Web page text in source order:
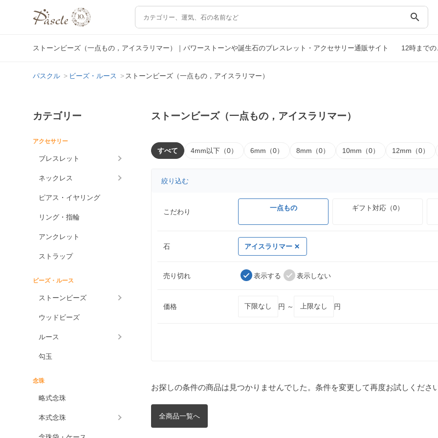
search
ストーンビーズ（一点もの，アイスラリマー）｜パワーストーンや誕生石のブレスレット・アクセサリー通販サイト 12時まで
パスクル ビーズ・ルース ストーンビーズ（一点もの，アイスラリマー）
カテゴリー
アクセサリー
ブレスレット
ネックレス
ピアス・イヤリング
リング・指輪
アンクレット
ストラップ
ビーズ・ルース
ストーンビーズ
ウッドビーズ
ルース
勾玉
念珠
略式念珠
本式念珠
ストーンビーズ（一点もの，アイスラリマー）
すべて 4mm以下（0） 6mm（0） 8mm（0） 10mm（0） 12mm（0）
絞り込む
こだわり 一点もの ギフト対応（0）
石 アイスラリマー
売り切れ 表示する 表示しない
価格 円 ～ 円
お探しの条件の商品は見つかりませんでした。条件を変更して再度お試しください
全商品一覧へ